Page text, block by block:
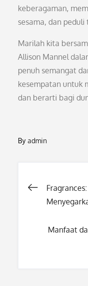
keberagaman,
sesama, dan
Marilah kita
Allison Mannel
penuh semangat
kesempatan untuk
dan berarti bagi
Byadmin
Post
Manfaat